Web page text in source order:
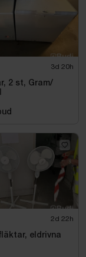
3d 20h
2 st, Gram/
2d 22h
eldrivna